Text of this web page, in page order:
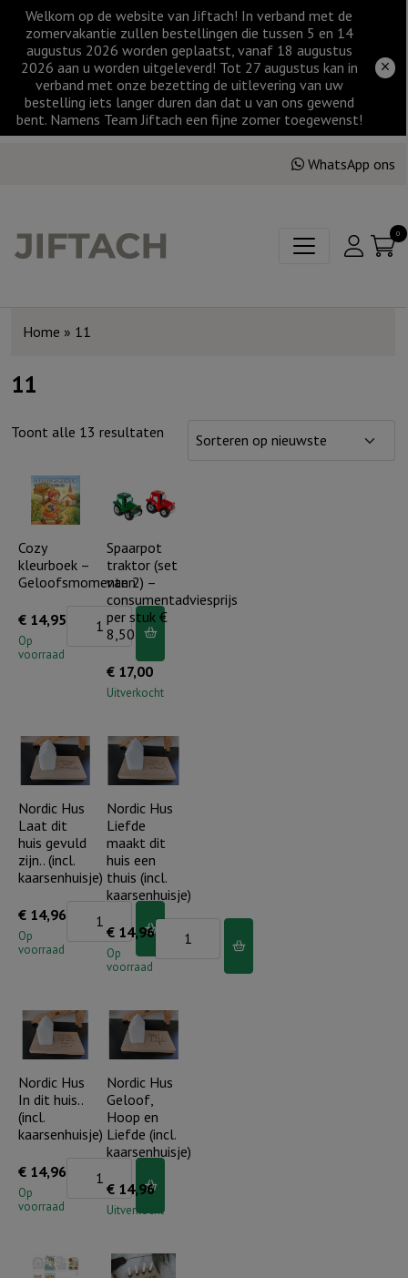
Welkom op de website van Jiftach! In verband met de
zomervakantie zullen bestellingen die tussen 5 en 14
augustus 2026 worden geplaatst, vanaf 18 augustus
2026 aan u worden uitgeleverd! Tot 27 augustus kan in
verband met onze bezetting de uitlevering van uw
bestelling iets langer duren dan dat u van ons gewend
bent. Namens Team Jiftach een fijne zomer toegewenst!
WhatsApp ons
0
Home » 11
11
Toont alle 13 resultaten
Cozy
kleurboek –
Geloofsmomenten
€ 14,95
Op
voorraad
kleurboek
Geloofsmomenten
Spaarpot
traktor (set
van 2) –
consumentadviesprijs
per stuk €
8,50
€ 17,00
Uitverkocht
Nordic Hus
Laat dit
huis gevuld
zijn.. (incl.
kaarsenhuisje)
€ 14,96
Op
voorraad
huis
gevuld
zijn..
(incl.
kaarsenhuisje)
aantal
Nordic Hus
Liefde
maakt dit
huis een
thuis (incl.
kaarsenhuisje)
€ 14,96
Op
voorraad
Nordic
Hus
dit
huis
een
(incl.
kaarsenhuisje)
Nordic Hus
In dit huis..
(incl.
kaarsenhuisje)
€ 14,96
Op
voorraad
Nordic
huis..
Nordic Hus
Geloof,
Hoop en
Liefde (incl.
kaarsenhuisje)
€ 14,96
Uitverkocht